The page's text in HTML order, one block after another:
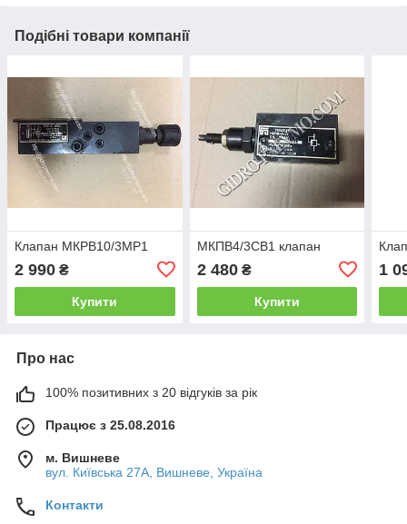
Подібні товари компанії
Клапан МКРВ10/3МР1
2 990 ₴
Купити
МКПВ4/3СВ1 клапан
2 480₴
Купити
1
Про нас
100% позитивних з 20 відгуків за рік
Працює з 25.08.2016
м. Вишневе
вул. Київська 27А, Вишневе, Україна
Контакти